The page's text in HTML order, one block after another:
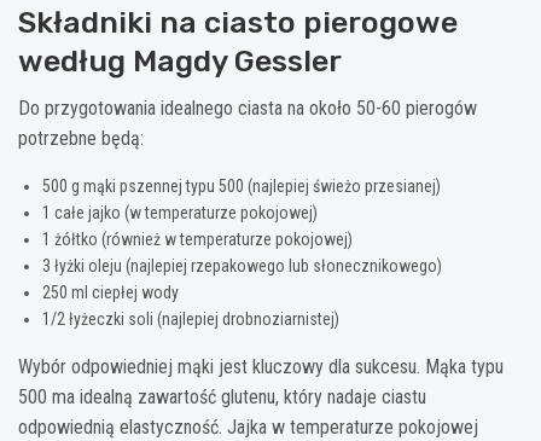
Składniki na ciasto pierogowe
według Magdy Gessler
Do przygotowania idealnego ciasta na około 50-60 pierogów
potrzebne będą:
500 g mąki pszennej typu 500 (najlepiej świeżo przesianej)
1 całe jajko (w temperaturze pokojowej)
1 żółtko (również w temperaturze pokojowej)
3 łyżki oleju (najlepiej rzepakowego lub słonecznikowego)
250 ml ciepłej wody
1/2 łyżeczki soli (najlepiej drobnoziarnistej)
Wybór odpowiedniej mąki jest kluczowy dla sukcesu. Mąka typu
500 ma idealną zawartość glutenu, który nadaje ciastu
odpowiednią elastyczność. Jajka w temperaturze pokojowej